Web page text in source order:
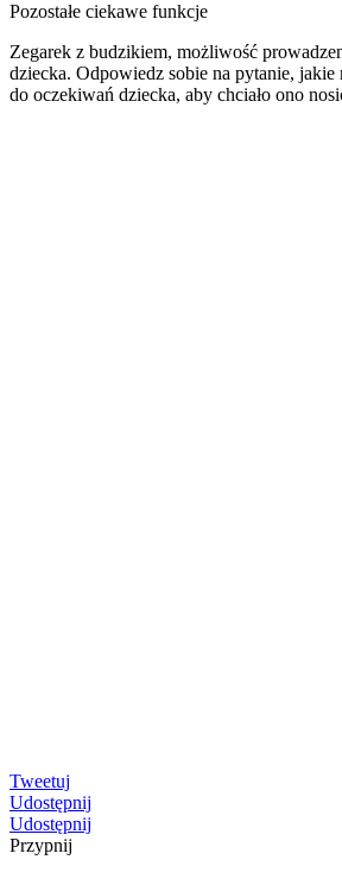
Pozostałe ciekawe funkcje
Zegarek z budzikiem, możliwość
dziecka. Odpowiedz sobie na pytanie,
do oczekiwań dziecka, aby chciało ono
Tweetuj
Udostępnij
Udostępnij
Przypnij